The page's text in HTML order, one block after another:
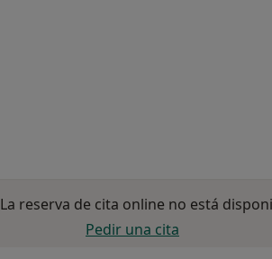
La reserva de cita online no está
Pedir una cita